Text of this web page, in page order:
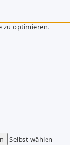
zu optimieren.
Selbst wählen